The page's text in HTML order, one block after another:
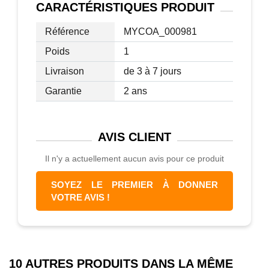
Dimensions (HxLxP, env.):
Total : 93x56x56 cm
Hauteur de l' assise : 47 cm
Largeur de l' assise : 50 cm
Profondeur de l' assise : 43 cm
Hauteur du dossier : 50 cm
Largeur des accoudoirs : 4 cm
Matériaux :
Housse : PVC (100% Chlorure de
polyvinyle)
Socle : acier chromé
Cette chaise de conférence est un vrai
CARACTÉRISTIQUES PRODUIT
Référence
MYCOA_000981
Poids
1
Livraison
de 3 à 7 jours
Garantie
2 ans
AVIS CLIENT
Il n'y a actuellement aucun avis pour ce produit
SOYEZ LE PREMIER À DONNER
VOTRE AVIS !
10 AUTRES PRODUITS DANS LA MÊME